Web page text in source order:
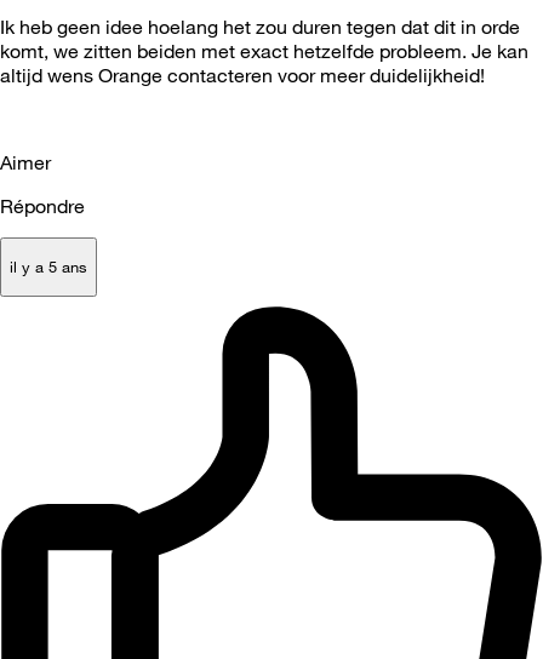
Ik heb geen idee hoelang het zou duren tegen dat dit in orde
komt, we zitten beiden met exact hetzelfde probleem. Je kan
altijd wens Orange contacteren voor meer duidelijkheid!
Aimer
Répondre
il y a 5 ans